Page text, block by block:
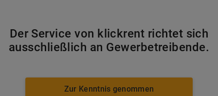
Der Service von klickrent richtet sich
ausschließlich an Gewerbetreibende.
Zur Kenntnis genommen